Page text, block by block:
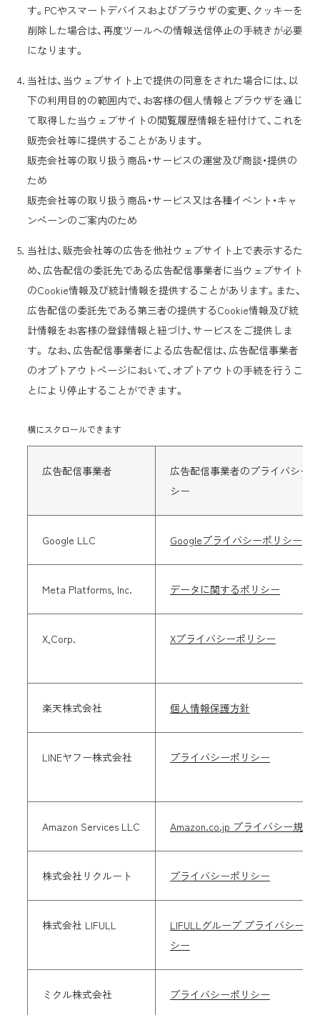
す。PCやスマートデバイスおよびブラウザの変更、クッキーを
削除した場合は、再度ツールへの情報送信停止の手続きが必要
になります。
当社は、当ウェブサイト上で提供の同意をされた場合には、以
下の利用目的の範囲内で、お客様の個人情報とブラウザを通じ
て取得した当ウェブサイトの閲覧履歴情報を紐付けて、これを
販売会社等に提供することがあります。
販売会社等の取り扱う商品・サービスの運営及び商談・提供の
ため
販売会社等の取り扱う商品・サービス又は各種イベント・キャ
ンペーンのご案内のため
当社は、販売会社等の広告を他社ウェブサイト上で表示するた
め、広告配信の委託先である広告配信事業者に当ウェブサイト
のCookie情報及び統計情報を提供することがあります。また、
広告配信の委託先である第三者の提供するCookie情報及び統
計情報をお客様の登録情報と紐づけ、サービスをご提供しま
す。 なお、広告配信事業者による広告配信は、広告配信事業者
のオプトアウトページにおいて、オプトアウトの手続を行うこ
とにより停止することができます。
横にスクロールできます
広告配信事業者
広告配信事業者のプライバシー
シー
Google LLC Googleプライバシーポリシー
Meta Platforms, Inc. データに関するポリシー
X,Corp. Xプライバシーポリシー
楽天株式会社 個人情報保護方針
LINEヤフー株式会社 プライバシーポリシー
Amazon Services LLC Amazon.co.jp プライバシー規約
株式会社リクルート プライバシーポリシー
株式会社 LIFULL
LIFULLグループ プライバシーポ
シー
ミクル株式会社 プライバシーポリシー